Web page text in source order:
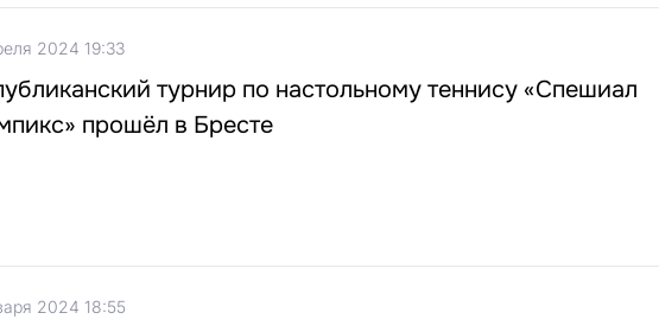
2024 19:33
турнир по настольному теннису «Спешиал
прошёл в Бресте
2024 18:55